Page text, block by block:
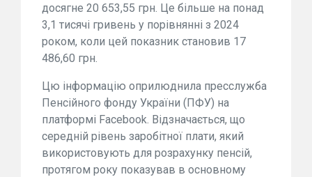
досягне 20 653,55 грн. Це більше на понад
3,1 тисячі гривень у порівнянні з 2024
роком, коли цей показник становив 17
486,60 грн.
Цю інформацію оприлюднила пресслужба
Пенсійного фонду України (ПФУ) на
платформі Facebook. Відзначається, що
середній рівень заробітної плати, який
використовують для розрахунку пенсій,
протягом року показував в основному